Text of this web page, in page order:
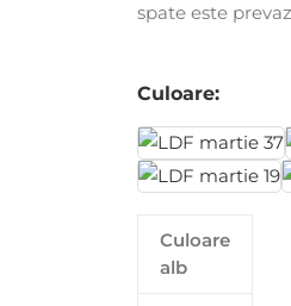
spate este
Culoare:
Culoare
alb